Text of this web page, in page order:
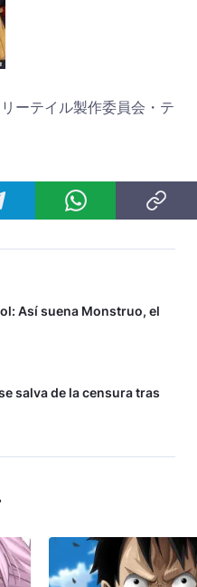
ーテイル製作委員会・テ
Así suena Monstruo, el
salva de la censura tras